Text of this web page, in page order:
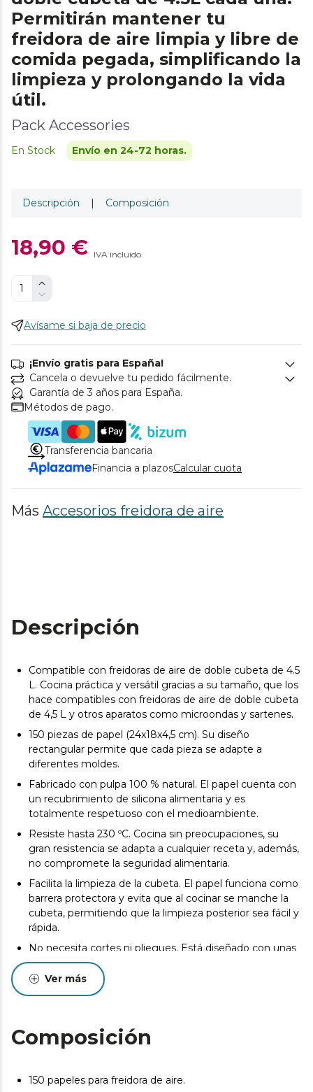
Permitirán mantener tu
freidora de aire limpia y libre de
comida pegada, simplificando la
limpieza y prolongando la vida
útil.
Pack Accessories
En Stock Envío en 24-72 horas.
Descripción | Composición
18,90 € IVA incluido
Avísame si baja de precio
¡Envío gratis para España!
Cancela o devuelve tu pedido fácilmente.
Garantía de 3 años para España.
Métodos de pago.
Transferencia bancaria
Financia a plazosCalcular cuota
Más Accesorios freidora de aire
Descripción
Compatible con freidoras de aire de doble cubeta de 4.5
L. Cocina práctica y versátil gracias a su tamaño, que los
hace compatibles con freidoras de aire de doble cubeta
de 4,5 L y otros aparatos como microondas y sartenes.
150 piezas de papel (24x18x4,5 cm). Su diseño
rectangular permite que cada pieza se adapte a
diferentes moldes.
Fabricado con pulpa 100 % natural. El papel cuenta con
un recubrimiento de silicona alimentaria y es
totalmente respetuoso con el medioambiente.
Resiste hasta 230 ºC. Cocina sin preocupaciones, su
gran resistencia se adapta a cualquier receta y, además,
no compromete la seguridad alimentaria.
Facilita la limpieza de la cubeta. El papel funciona como
barrera protectora y evita que al cocinar se manche la
cubeta, permitiendo que la limpieza posterior sea fácil y
rápida.
No necesita cortes ni pliegues. Está diseñado con unas
dimensiones que evitan que se tenga que cortar o
plegar.Ver más
Composición
150 papeles para freidora de aire.